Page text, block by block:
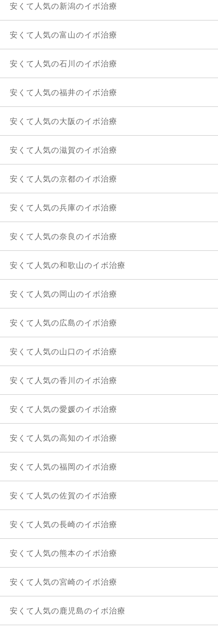
安くて人気の新潟のイボ治療
安くて人気の富山のイボ治療
安くて人気の石川のイボ治療
安くて人気の福井のイボ治療
安くて人気の大阪のイボ治療
安くて人気の滋賀のイボ治療
安くて人気の京都のイボ治療
安くて人気の兵庫のイボ治療
安くて人気の奈良のイボ治療
安くて人気の和歌山のイボ治療
安くて人気の岡山のイボ治療
安くて人気の広島のイボ治療
安くて人気の山口のイボ治療
安くて人気の香川のイボ治療
安くて人気の愛媛のイボ治療
安くて人気の高知のイボ治療
安くて人気の福岡のイボ治療
安くて人気の佐賀のイボ治療
安くて人気の長崎のイボ治療
安くて人気の熊本のイボ治療
安くて人気の宮崎のイボ治療
安くて人気の鹿児島のイボ治療